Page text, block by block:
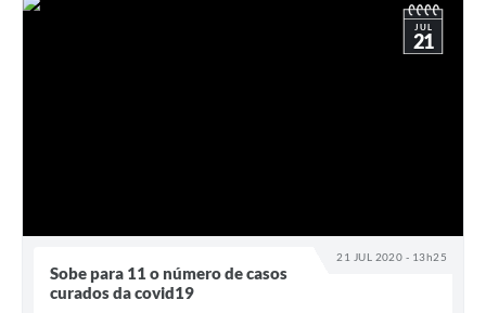
21 JUL 2020 - 13h25
JUL
21
Sobe para 11 o número de casos
curados da covid19